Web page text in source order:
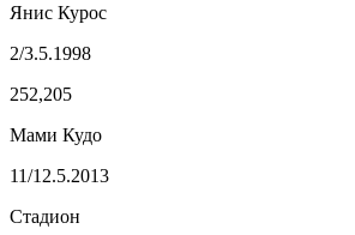
Янис Курос
2/3.5.1998
252,205
Мами Кудо
11/12.5.2013
Стадион